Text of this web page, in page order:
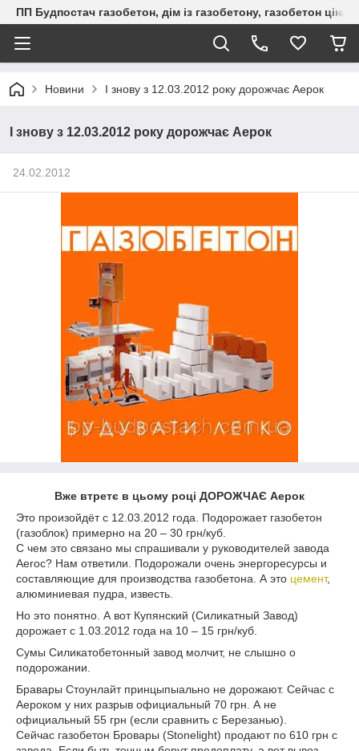
ПП Будпостач газобетон, дім із газобетону, газобетон
Новини І знову з 12.03.2012 року дорожчає Аерок
І знову з 12.03.2012 року дорожчає Аерок
24.02.2012
Вже втретє в цьому році ДОРОЖЧАЄ Аерок
Это произойдёт с 12.03.2012 года. Подорожает газобетон
(газоблок) примерно на 20 – 30 грн/куб.
С чем это связано мы спрашивали у руководителей завода
Aeroc? Нам ответили. Подорожали очень энергоресурсы и
составляющие для производства газобетона. А это цемент,
алюминиевая пудра, известь.
Но это понятно. А вот Купянский (Силикатный Завод)
дорожает с 1.03.2012 года на 10 – 15 грн/куб.
Сумы Силикатобетонный завод молчит, не слышно о
подорожании.
Бравары Стоунлайт принцыпыально не дорожают. Сейчас с
Аероком у них разрыв официальный 70 грн. А не
официальный 55 грн (если сравнить с Березанью).
Сейчас газобетон Бровары (Stonelight) продают по 610 грн с